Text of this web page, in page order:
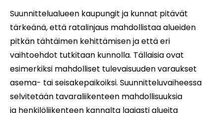
Suunnittelualueen kaupungit ja kunnat pitävät
tärkeänä, että ratalinjaus mahdollistaa alueiden
pitkän tähtäimen kehittämisen ja että eri
vaihtoehdot tutkitaan kunnolla. Tällaisia ovat
esimerkiksi mahdolliset tulevaisuuden varaukset
asema- tai seisakepaikoiksi. Suunnitteluvaiheessa
selvitetään tavaraliikenteen mahdollisuuksia
ja henkilöliikenteen kannalta laajasti alueita